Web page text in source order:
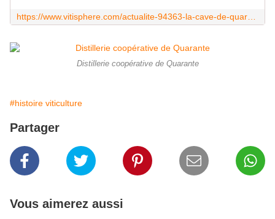
Distillerie coopérative de Quarante
#histoire viticulture
Partager
Vous aimerez aussi